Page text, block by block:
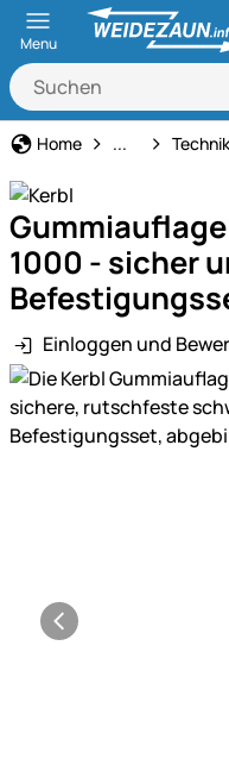
Menu
Home Haus und Hof
...
1000 - sicher
Einloggen und
Produktgalerie